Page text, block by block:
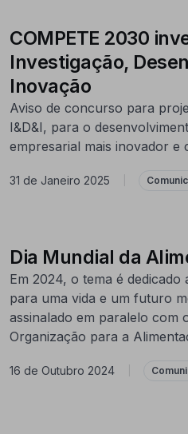
COMPETE 2030
Investigação,
Inovação
Aviso de concurso para
I&D&I, para o
empresarial mais inovador e
31 de Janeiro 2025
Dia Mundial da
Em 2024, o tema é dedicado
para uma vida e um futuro
assinalado em paralelo com
Organização para a
16 de Outubro 2024